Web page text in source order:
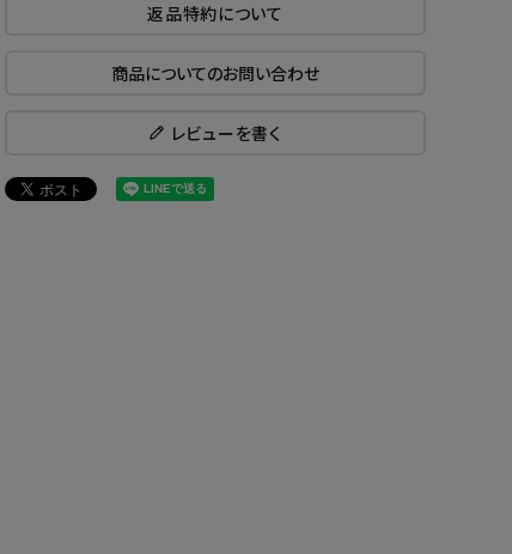
返品特約について
商品についてのお問い合わせ
レビューを書く